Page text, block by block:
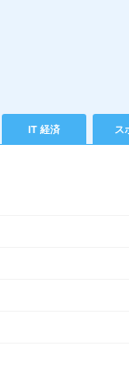
IT 経済 ス